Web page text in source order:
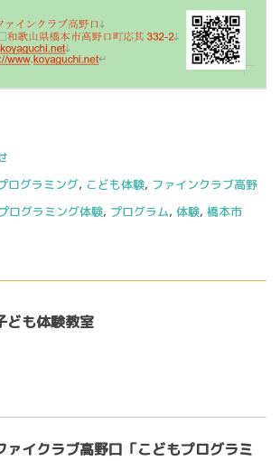
ログラミング, こども体験, ファインクラブ高野
ログラミング体験, プログラム, 体験, 橋本市
ども体験教室
ァイクラブ高野口「こどもプログラミ